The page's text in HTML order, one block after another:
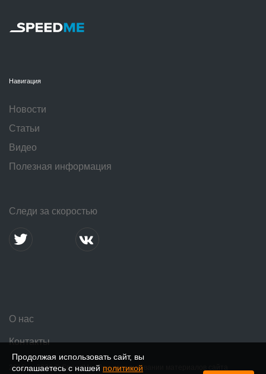
Продолжая использовать сайт, вы
соглашаетесь с нашей политикой
Навигация
Новости
Статьи
Видео
Полезная информация
Следи за скоростью
О нас
Контакты
2016 — 2026 © SpeedMe. При использовании материалов сайта